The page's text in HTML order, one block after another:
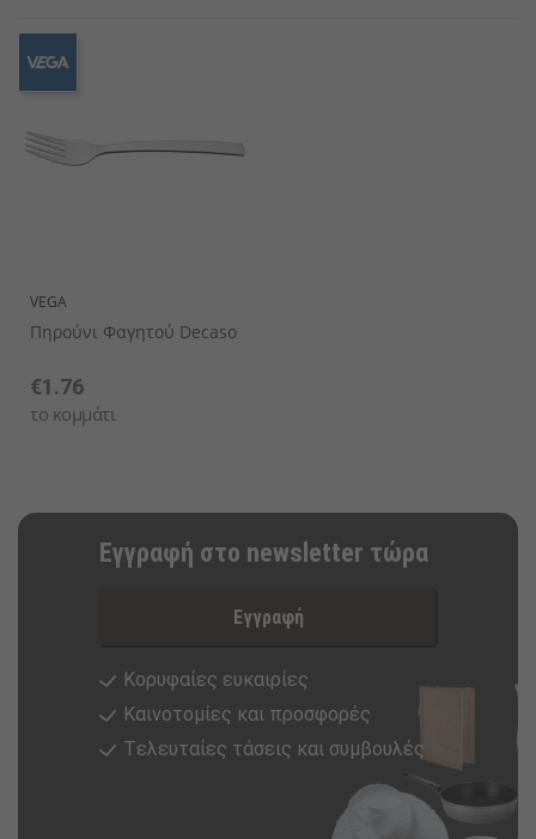
VEGA
Πηρούνι Φαγητού Decaso
€1.76
το κομμάτι
Εγγραφή στο newsletter τώρα
Εγγραφή
Κορυφαίες ευκαιρίες
Καινοτομίες και προσφορές
Tελευταίες τάσεις και συμβουλές